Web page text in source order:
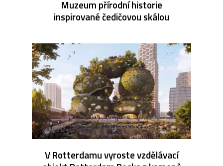
Muzeum přírodní historie
inspirované čedičovou skálou
V Rotterdamu vyroste vzdělávací